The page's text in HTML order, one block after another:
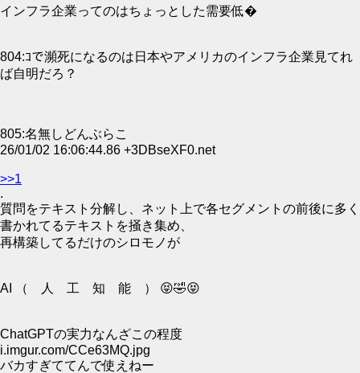
インフラ企業ってのはちょっとした需要低�
804:ｺで瀕死になるのは日本やアメリカのインフラ企業見てれ
ば自明だろ？
805:名無しどんぶらこ
26/01/02 16:06:44.86 +3DBseXF0.net
>>1
.
質問をテキスト分解し、ネット上で各セグメントの前後に多く
書かれてるテキストを掻き集め、
再構築してるだけのシロモノが
AI （ 人 工 知 能 ） 😝🤣😝
ChatGPTの実力なんざこの程度
i.imgur.com/CCe63MQ.jpg
バカすぎててんで使えねー